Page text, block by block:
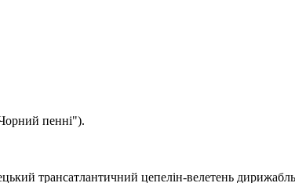
пенні").
трансатлантичний цепелін-велетень